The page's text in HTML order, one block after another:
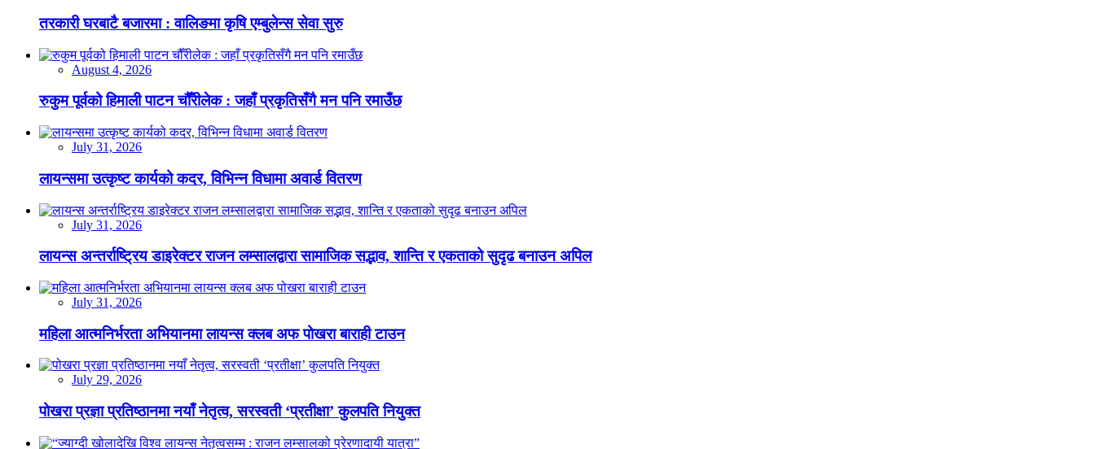
तरकारी घरबाटै बजारमा : वालिङमा कृषि एम्बुलेन्स सेवा सुरु
August 4, 2026
रुकुम पूर्वको हिमाली पाटन चौँरीलेक : जहाँ प्रकृतिसँगै मन पनि रमाउँछ
July 31, 2026
लायन्समा उत्कृष्ट कार्यको कदर, विभिन्न विधामा अवार्ड वितरण
July 31, 2026
लायन्स अन्तर्राष्ट्रिय डाइरेक्टर राजन लम्सालद्वारा सामाजिक सद्भाव, शान्ति र एकताको सुदृढ बनाउन अपिल
July 31, 2026
महिला आत्मनिर्भरता अभियानमा लायन्स क्लब अफ पोखरा बाराही टाउन
July 29, 2026
पोखरा प्रज्ञा प्रतिष्ठानमा नयाँ नेतृत्व, सरस्वती ‘प्रतीक्षा’ कुलपति नियुक्त